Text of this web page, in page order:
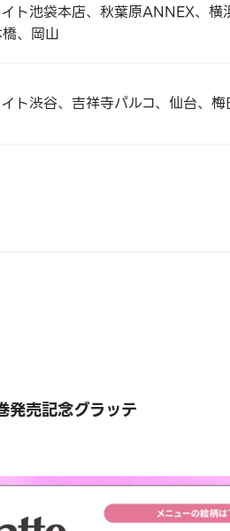
ト池袋本店、秋葉原ANNEX、横
、岡山
ト渋谷、吉祥寺パルコ、仙台、梅
発売記念グラッテ